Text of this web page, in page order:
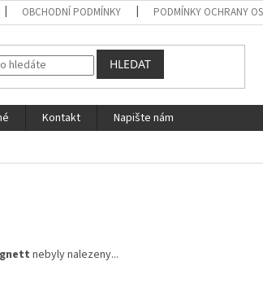
OBCHODNÍ PODMÍNKY PODMÍNKY OCHRANY
HLEDAT
Kontakt
Napište nám
nebyly nalezeny...